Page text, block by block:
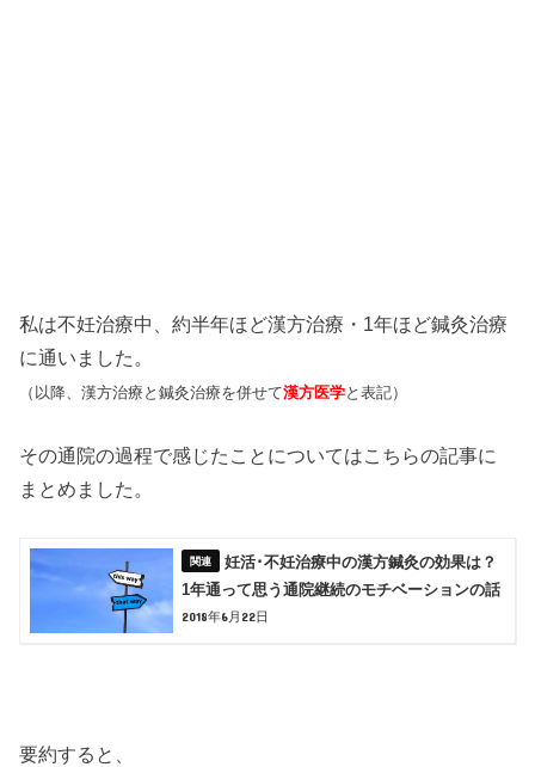
私は不妊治療中、約半年ほど漢方治療・1年ほど鍼灸治療
に通いました。
（以降、漢方治療と鍼灸治療を併せて漢方医学と表記）
その通院の過程で感じたことについてはこちらの記事に
まとめました。
妊活･不妊治療中の漢方鍼灸の効果は？
1年通って思う通院継続のモチベーションの話
2018年6月22日
要約すると、